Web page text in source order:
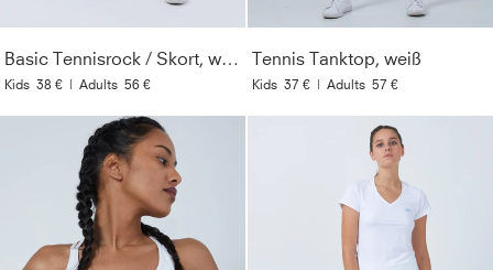
Basic Tennisrock / Skort, weiß
Kids 38 € | Adults 56 €
Tennis Tanktop, weiß
Kids 37 € | Adults 57 €